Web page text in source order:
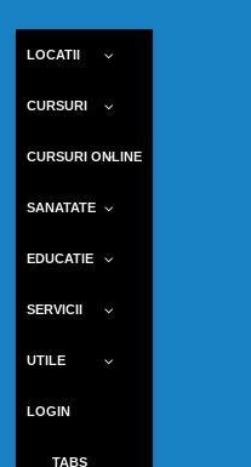
LOCATII
CURSURI
CURSURI ONLINE
SANATATE
EDUCATIE
SERVICII
UTILE
LOGIN
TABS